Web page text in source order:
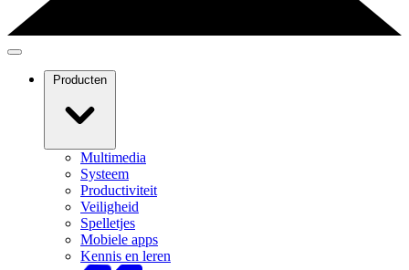
Producten
Multimedia
Systeem
Productiviteit
Veiligheid
Spelletjes
Mobiele apps
Kennis en leren